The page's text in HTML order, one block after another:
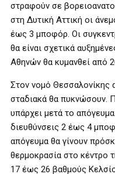
στραφούν σε
στη Δυτική Αττική οι
έως 3 μποφόρ. Οι
θα είναι σχετικά
Αθηνών θα κυμανθεί από
Στον νομό Θεσσαλονίκης
σταδιακά θα πυκνώσουν.
υπάρχει μετά το
διευθύνσεις 2 έως 4
απόγευμα θα γίνουν
θερμοκρασία στο κέντρο
17 έως 26 βαθμούς